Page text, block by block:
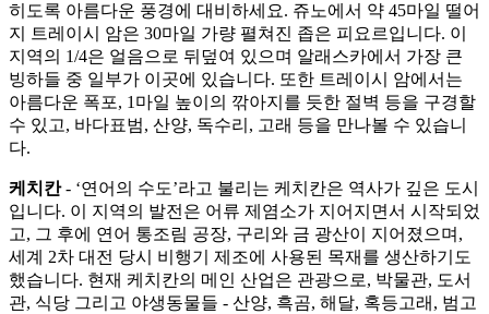
히도록 아름다운 풍경에 대비하세요. 쥬노에서 약 45마일 떨어
지 트레이시 암은 30마일 가량 펼쳐진 좁은 피요르입니다. 이
지역의 1/4은 얼음으로 뒤덮여 있으며 알래스카에서 가장 큰
빙하들 중 일부가 이곳에 있습니다. 또한 트레이시 암에서는
아름다운 폭포, 1마일 높이의 깎아지를 듯한 절벽 등을 구경할
수 있고, 바다표범, 산양, 독수리, 고래 등을 만나볼 수 있습니
다.
케치칸- ‘연어의 수도’라고 불리는 케치칸은 역사가 깊은 도시
입니다. 이 지역의 발전은 어류 제염소가 지어지면서 시작되었
고, 그 후에 연어 통조림 공장, 구리와 금 광산이 지어졌으며,
세계 2차 대전 당시 비행기 제조에 사용된 목재를 생산하기도
했습니다. 현재 케치칸의 메인 산업은 관광으로, 박물관, 도서
관, 식당 그리고 야생동물들 - 산양, 흑곰, 해달, 혹등고래, 범고